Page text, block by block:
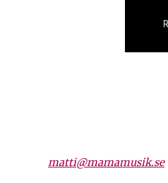
matti@mamamusik.se
Report abuse